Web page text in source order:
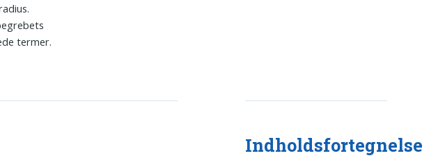
termer.
Indholdsfortegnelse